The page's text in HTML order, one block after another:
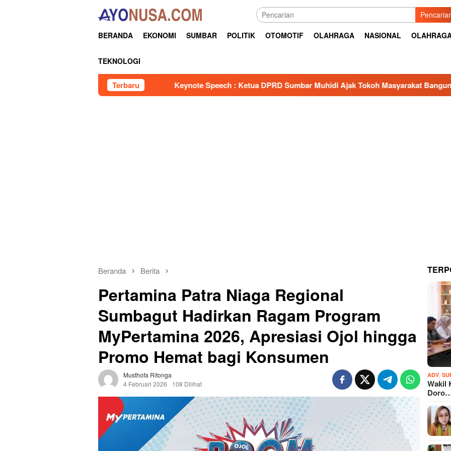
BERANDA EKONOMI SUMBAR POLITIK OTOMOTIF OLAHRAGA NASIONAL
TEKNOLOGI
Terbaru
Keynote Speech : Ketua DPRD Sumbar Muhidi Ajak Tokoh Masyarakat Bangun Budaya Kewaspadaan
Beranda Berita
Pertamina Patra Niaga Regional
Sumbagut Hadirkan Ragam Program
MyPertamina 2026, Apresiasi Ojol hingga
Promo Hemat bagi Konsumen
Musthofa Ritonga
4 Februari 2026
108 Dilihat
ADV ,
Wakil